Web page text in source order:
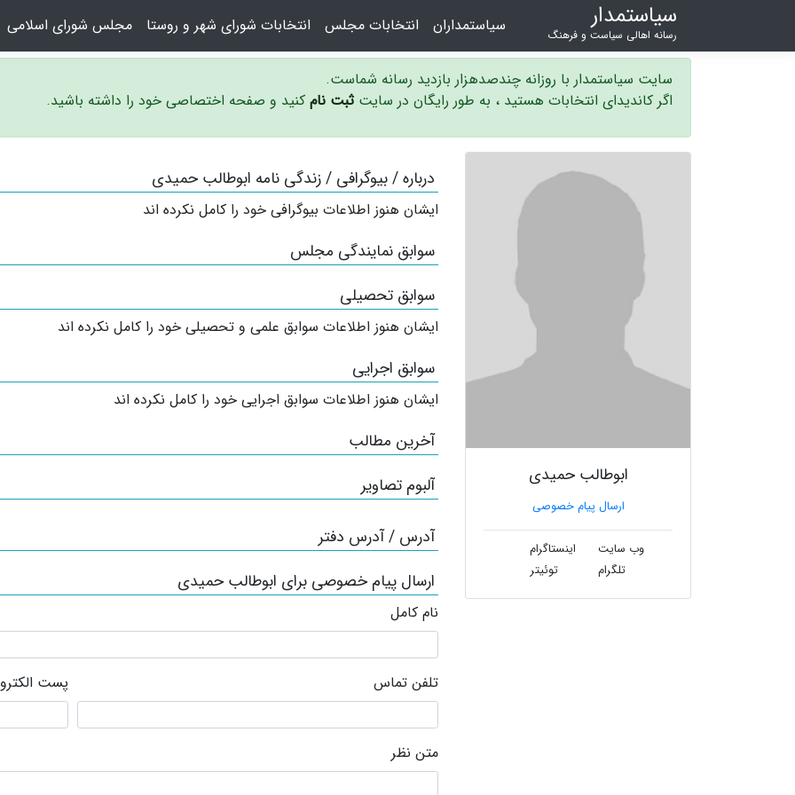
سیاستمدار
رسانه اهالی سیاست و فرهنگ سیاستمداران انتخابات مجلس انتخابات شورای شهر و روستا مجلس شورای اسلامی
سایت سیاستمدار با روزانه چندصدهزار بازدید رسانه شماست.
اگر کاندیدای انتخابات هستید ، به طور رایگان در سایت ثبت نام کنید و صفحه اختصاصی خود را داشته باشید.
ابوطالب حمیدی
ارسال پیام خصوصی
وب سایت
اینستاگرام
تلگرام
توئیتر
درباره / بیوگرافی / زندگی نامه ابوطالب حمیدی
ایشان هنوز اطلاعات بیوگرافی خود را کامل نکرده اند
سوابق نمایندگی مجلس
سوابق تحصیلی
ایشان هنوز اطلاعات سوابق علمی و تحصیلی خود را کامل نکرده اند
سوابق اجرایی
ایشان هنوز اطلاعات سوابق اجرایی خود را کامل نکرده اند
آخرین مطالب
آلبوم تصاویر
آدرس / آدرس دفتر
ارسال پیام خصوصی برای ابوطالب حمیدی
نام کامل
تلفن تماس پست
متن نظر